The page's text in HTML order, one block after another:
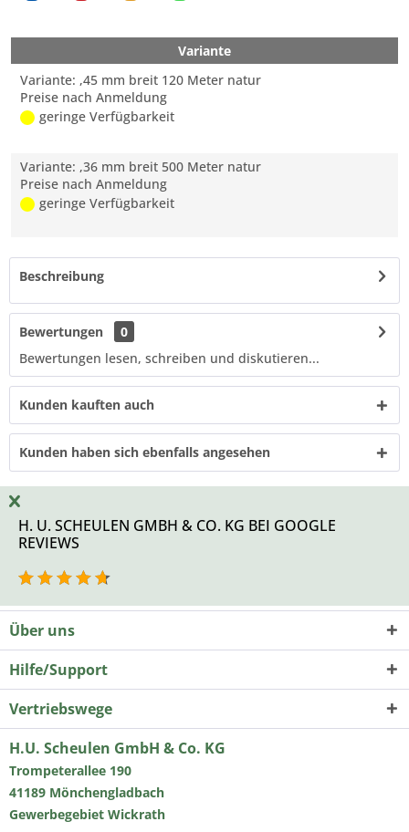
Variante
Variante: ,45 mm breit 120 Meter natur
Preise nach Anmeldung
geringe Verfügbarkeit
Variante: ,36 mm breit 500 Meter natur
Preise nach Anmeldung
geringe Verfügbarkeit
Beschreibung
Bewertungen
0
Bewertungen lesen, schreiben und diskutieren...
Kunden kauften auch
Kunden haben sich ebenfalls angesehen
H. U. SCHEULEN GMBH & CO. KG BEI GOOGLE
REVIEWS
Über uns
Hilfe/Support
Vertriebswege
H.U. Scheulen GmbH & Co. KG
Trompeterallee 190
41189 Mönchengladbach
Gewerbegebiet Wickrath